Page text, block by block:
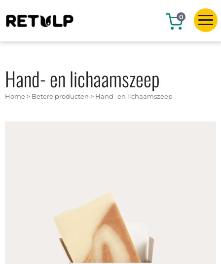
0
Home > Betere producten > Hand- en lichaamszeep
Hand- en lichaamszeep